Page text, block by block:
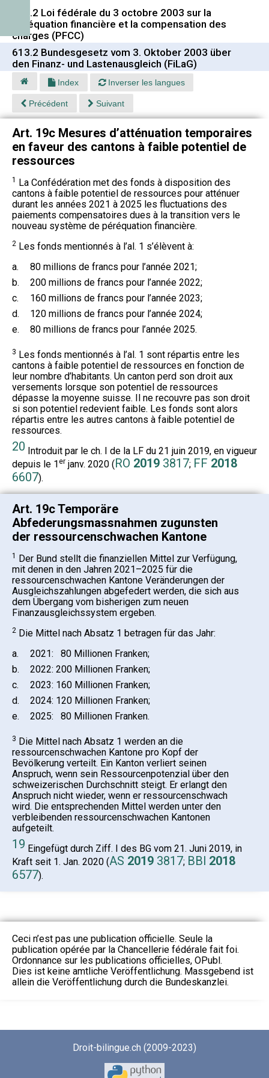
613.2 Loi fédérale du 3 octobre 2003 sur la
péréquation financière et la compensation des
charges (PFCC)
613.2 Bundesgesetz vom 3. Oktober 2003 über
den Finanz- und Lastenausgleich (FiLaG)
Index Inverser les langues
Précédent Suivant
Art. 19c Mesures d’atténuation temporaires
en faveur des cantons à faible potentiel de
ressources
1 La Confédération met des fonds à disposition des
cantons à faible potentiel de ressources pour atténuer
durant les années 2021 à 2025 les fluctuations des
paiements compensatoires dues à la transition vers le
nouveau système de péréquation financière.
2 Les fonds mentionnés à l’al. 1 s’élèvent à:
a.
80 millions de francs pour l’année 2021;
b.
200 millions de francs pour l’année 2022;
c.
160 millions de francs pour l’année 2023;
d.
120 millions de francs pour l’année 2024;
e.
80 millions de francs pour l’année 2025.
3 Les fonds mentionnés à l’al. 1 sont répartis entre les
cantons à faible potentiel de ressources en fonction de
leur nombre d’habitants. Un canton perd son droit aux
versements lorsque son potentiel de ressources
dépasse la moyenne suisse. Il ne recouvre pas son droit
si son potentiel redevient faible. Les fonds sont alors
répartis entre les autres cantons à faible potentiel de
ressources.
20 Introduit par le ch. I de la LF du 21 juin 2019, en vigueur
depuis le 1er janv. 2020 (RO 2019 3817; FF 2018
6607).
Art. 19c Temporäre
Abfederungsmassnahmen zugunsten
der ressourcenschwachen Kantone
1 Der Bund stellt die finanziellen Mittel zur Verfügung,
mit denen in den Jahren 2021–2025 für die
ressourcenschwachen Kantone Veränderungen der
Ausgleichszahlungen abgefedert werden, die sich aus
dem Übergang vom bisherigen zum neuen
Finanzausgleichssystem ergeben.
2 Die Mittel nach Absatz 1 betragen für das Jahr:
a.
2021: 80 Millionen Franken;
b.
2022: 200 Millionen Franken;
c.
2023: 160 Millionen Franken;
d.
2024: 120 Millionen Franken;
e.
2025: 80 Millionen Franken.
3 Die Mittel nach Absatz 1 werden an die
ressourcenschwachen Kantone pro Kopf der
Bevölkerung verteilt. Ein Kanton verliert seinen
Anspruch, wenn sein Ressourcenpotenzial über den
schweizerischen Durchschnitt steigt. Er erlangt den
Anspruch nicht wieder, wenn er ressourcenschwach
wird. Die entsprechenden Mittel werden unter den
verbleibenden ressourcenschwachen Kantonen
aufgeteilt.
19 Eingefügt durch Ziff. I des BG vom 21. Juni 2019, in
Kraft seit 1. Jan. 2020 (AS 2019 3817; BBl 2018
6577).
Ceci n’est pas une publication officielle. Seule la
publication opérée par la Chancellerie fédérale fait foi.
Ordonnance sur les publications officielles, OPubl.
Dies ist keine amtliche Veröffentlichung. Massgebend ist
allein die Veröffentlichung durch die Bundeskanzlei.
Droit-bilingue.ch (2009-2023)